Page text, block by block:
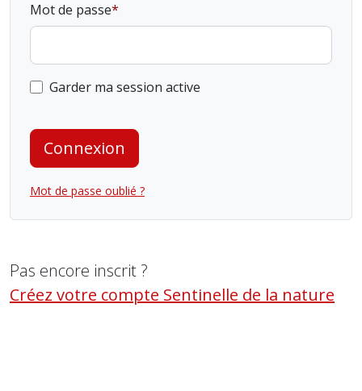
Mot de passe
Garder ma session active
Connexion
Mot de passe oublié ?
Pas encore inscrit ?
Créez votre compte Sentinelle de la nature